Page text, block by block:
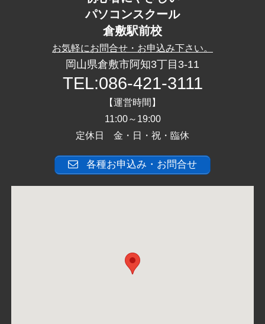
パソコンスクール
倉敷駅前校
お気軽にお問合せ ・ お申込み下さい。
岡山県倉敷市阿知3丁目3-11
TEL:086-421-3111
【運営時間】
11:00～19:00
定休日 金・日・祝・臨休
各種お申込み・お問合せ